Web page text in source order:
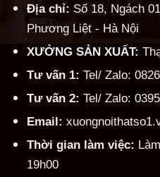
Địa chỉ: Số 18, Ngách
Phương Liệt - Hà Nội
XƯỞNG SẢN XUẤT:
Tư vấn 1: Tel/ Zalo:
Tư vấn 2: Tel/ Zalo:
Email:
Thời gian làm việc:
19h00